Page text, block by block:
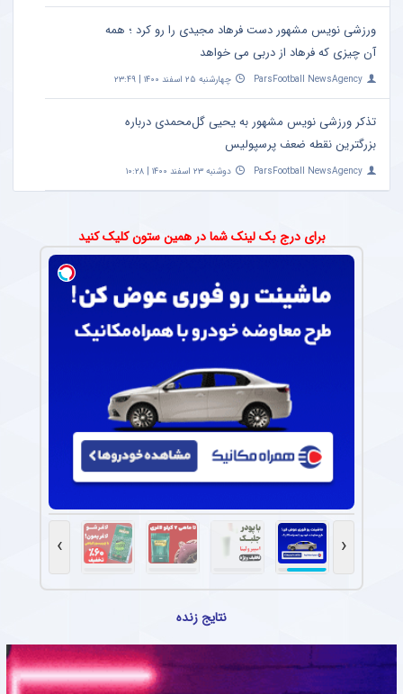
ورزشی نویس مشهور دست فرهاد مجیدی را رو کرد ؛ همه
آن چیزی که فرهاد از دربی می خواهد
ParsFootball NewsAgency چهارشنبه ۲۵ اسفند ۱۴۰۰ | ۲۳:۴۹
تذکر ورزشی نویس مشهور به یحیی گل‌محمدی درباره
بزرگترین نقطه ضعف پرسپولیس
ParsFootball NewsAgency دوشنبه ۲۳ اسفند ۱۴۰۰ | ۱۰:۲۸
برای درج بک لینک شما در همین ستون کلیک کنید
‹
›
نتایج زنده